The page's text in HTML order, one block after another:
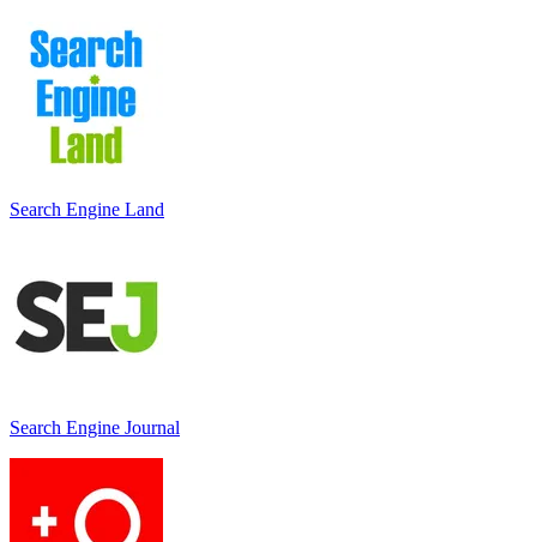
Search Engine Land
Search Engine Journal